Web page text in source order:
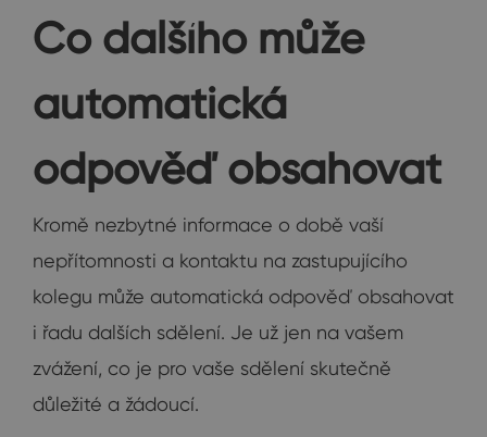
Co dalšího může
automatická
odpověď obsahovat
Kromě nezbytné informace o době vaší
nepřítomnosti a kontaktu na zastupujícího
kolegu může automatická odpověď obsahovat
i řadu dalších sdělení. Je už jen na vašem
zvážení, co je pro vaše sdělení skutečně
důležité a žádoucí.